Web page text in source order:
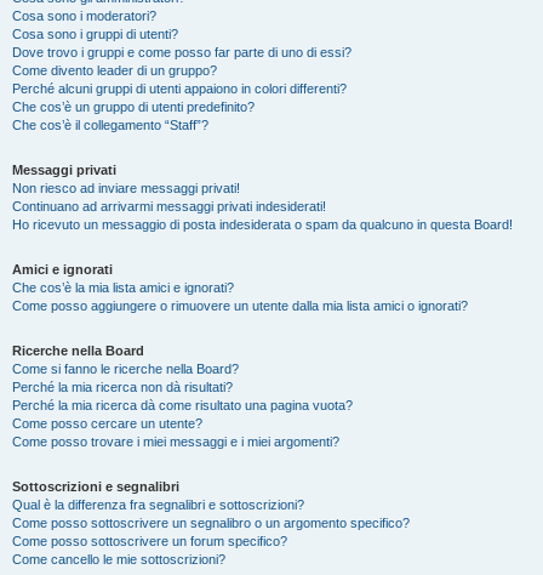
Cosa sono i moderatori?
Cosa sono i gruppi di utenti?
Dove trovo i gruppi e come posso far parte di uno di essi?
Come divento leader di un gruppo?
Perché alcuni gruppi di utenti appaiono in colori differenti?
Che cos’è un gruppo di utenti predefinito?
Che cos’è il collegamento “Staff”?
Messaggi privati
Non riesco ad inviare messaggi privati!
Continuano ad arrivarmi messaggi privati indesiderati!
Ho ricevuto un messaggio di posta indesiderata o spam da qualcuno in questa Board!
Amici e ignorati
Che cos’è la mia lista amici e ignorati?
Come posso aggiungere o rimuovere un utente dalla mia lista amici o ignorati?
Ricerche nella Board
Come si fanno le ricerche nella Board?
Perché la mia ricerca non dà risultati?
Perché la mia ricerca dà come risultato una pagina vuota?
Come posso cercare un utente?
Come posso trovare i miei messaggi e i miei argomenti?
Sottoscrizioni e segnalibri
Qual è la differenza fra segnalibri e sottoscrizioni?
Come posso sottoscrivere un segnalibro o un argomento specifico?
Come posso sottoscrivere un forum specifico?
Come cancello le mie sottoscrizioni?